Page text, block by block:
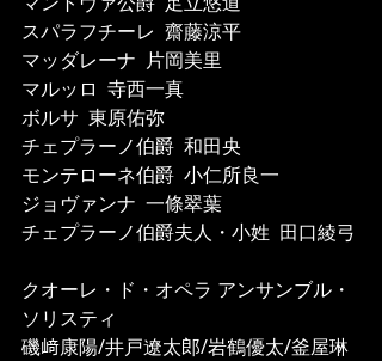
スパラフチーレ  齋藤涼平
マッダレーナ  片岡美里
マルッロ  寺西一真
ボルサ  東原佑弥
チェプラーノ伯爵  和田央
モンテローネ伯爵  小仁所良一
ジョヴァンナ  一條翠葉
チェプラーノ伯爵夫人・小姓  田口綾弓
クオーレ・ド・オペラ アンサンブル・
ソリスティ
磯﨑康陽/井戸遼太郎/岩鶴優太/釜屋琳